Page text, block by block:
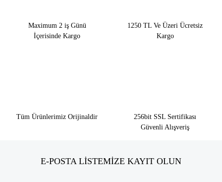
Maximum 2 iş Günü
İçerisinde Kargo
1250 TL Ve Üzeri Ücretsiz
Kargo
Tüm Ürünlerimiz Orijinaldir
256bit SSL Sertifikası
Güvenli Alışveriş
E-POSTA LİSTEMİZE KAYIT OLUN